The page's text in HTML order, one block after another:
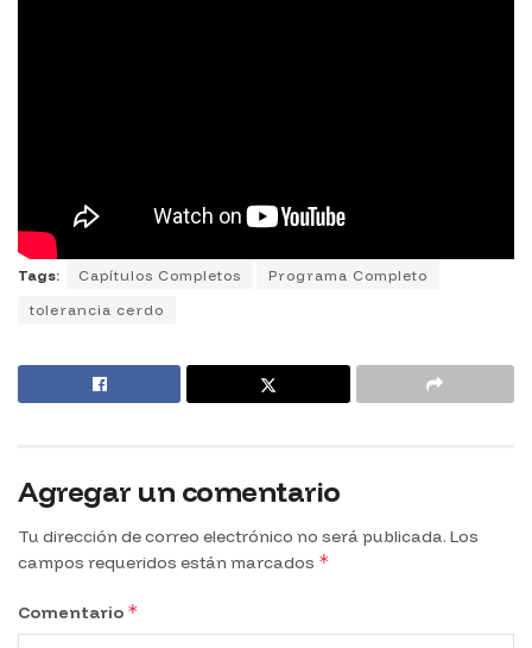
Tags: Capítulos Completos
Programa Completo
tolerancia cerdo
Agregar un comentario
Tu dirección de correo electrónico no será publicada. Los
campos requeridos están marcados *
Comentario *